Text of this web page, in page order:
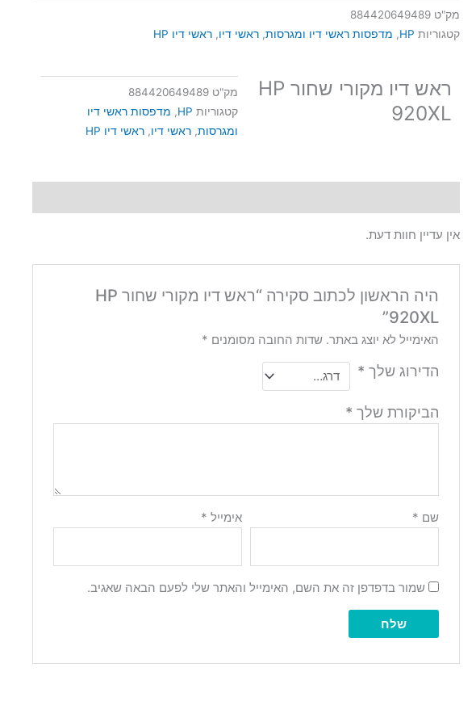
מקורי
שחור
920XL
מק"ט 884420649489
קטגוריות HP
, מדפסות ראשי דיו ומגרסות, ראשי דיו, ראשי דיו HP
ראש דיו מקורי שחור HP
920XL
מק"ט 884420649489
קטגוריות HP
, מדפסות ראשי דיו
ומגרסות, ראשי דיו, ראשי דיו HP
אין עדיין חוות דעת.
היה הראשון לכתוב סקירה “ראש דיו מקורי שחור HP
920XL”
האימייל לא יוצג באתר. שדות החובה מסומנים *
הדירוג שלך *
הביקורת שלך *
שם * אימייל *
שמור בדפדפן זה את השם, האימייל והאתר שלי לפעם הבאה שאגיב.